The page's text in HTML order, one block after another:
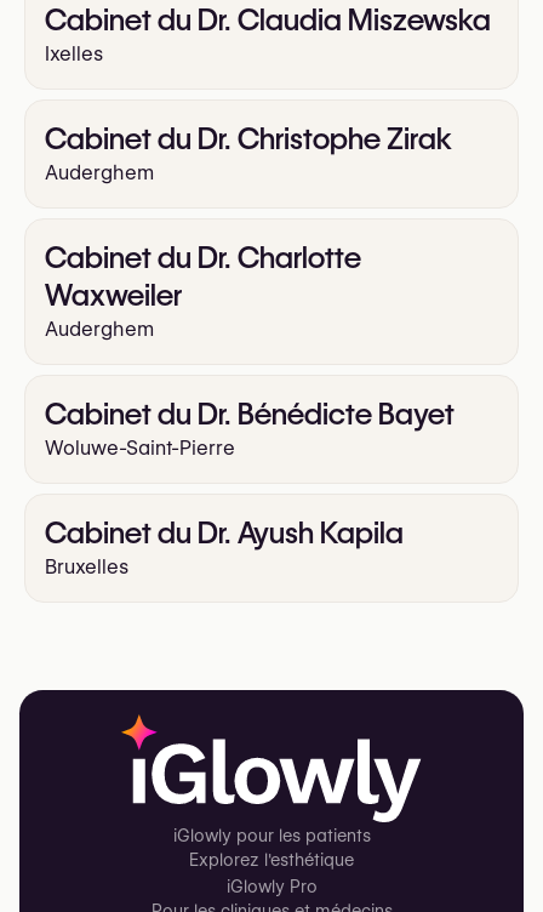
Cabinet du Dr. Claudia Miszewska
Ixelles
Cabinet du Dr. Christophe Zirak
Auderghem
Cabinet du Dr. Charlotte
Waxweiler
Auderghem
Cabinet du Dr. Bénédicte Bayet
Woluwe-Saint-Pierre
Cabinet du Dr. Ayush Kapila
Bruxelles
iGlowly pour les patients
Explorez l'esthétique
iGlowly Pro